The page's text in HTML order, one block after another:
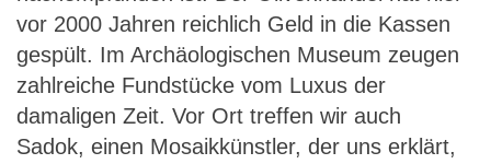
vor 2000 Jahren reichlich Geld in die Kassen
gespült. Im Archäologischen Museum zeugen
zahlreiche Fundstücke vom Luxus der
damaligen Zeit. Vor Ort treffen wir auch
Sadok, einen Mosaikkünstler, der uns erklärt,